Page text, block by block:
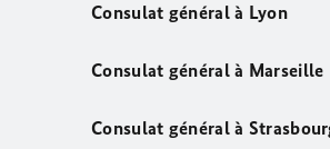
Consulat général à Lyon
Consulat général à Marseille
Consulat général à